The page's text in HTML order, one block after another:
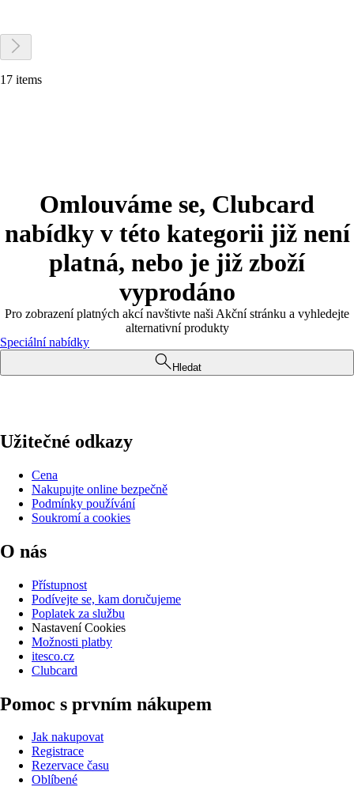
17 items
Omlouváme se, Clubcard
nabídky v této kategorii již není
platná, nebo je již zboží
vyprodáno
Pro zobrazení platných akcí navštivte naši Akční stránku a vyhledejte
alternativní produkty
Speciální nabídky
Hledat
Užitečné odkazy
Cena
Nakupujte online bezpečně
Podmínky používání
Soukromí a cookies
O nás
Přístupnost
Podívejte se, kam doručujeme
Poplatek za službu
Nastavení Cookies
Možnosti platby
itesco.cz
Clubcard
Pomoc s prvním nákupem
Jak nakupovat
Registrace
Rezervace času
Oblíbené